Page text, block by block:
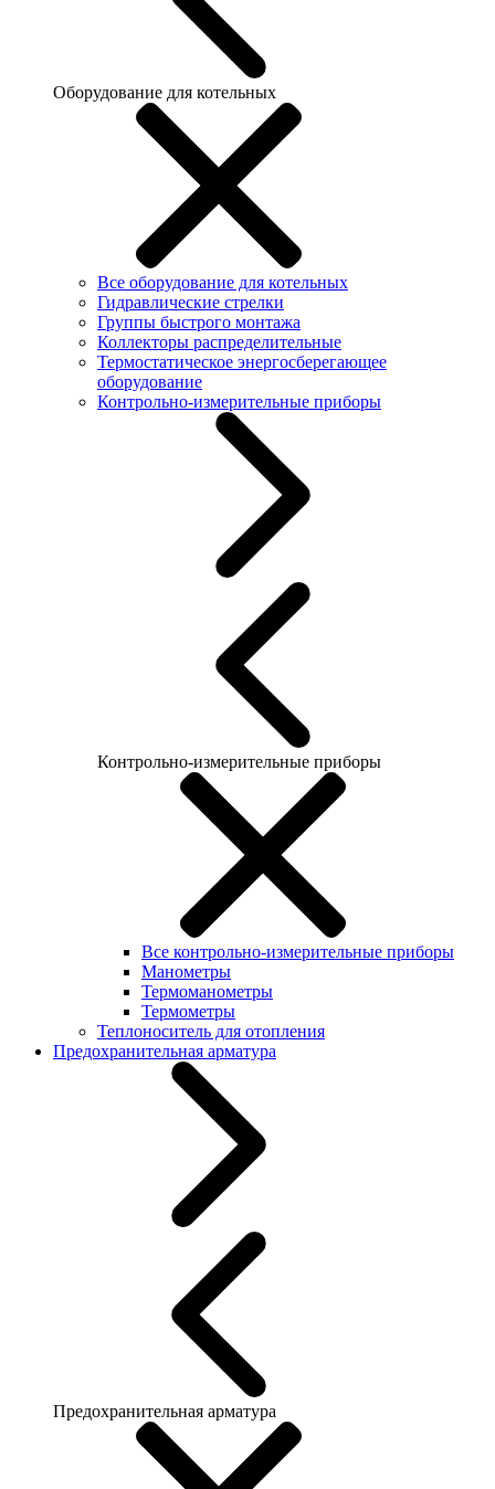
Оборудование для котельных
Все оборудование для котельных
Гидравлические стрелки
Группы быстрого монтажа
Коллекторы распределительные
Термостатическое энергосберегающее
оборудование
Контрольно-измерительные приборы
Контрольно-измерительные приборы
Все контрольно-измерительные приборы
Манометры
Термоманометры
Термометры
Теплоноситель для отопления
Предохранительная арматура
Предохранительная арматура